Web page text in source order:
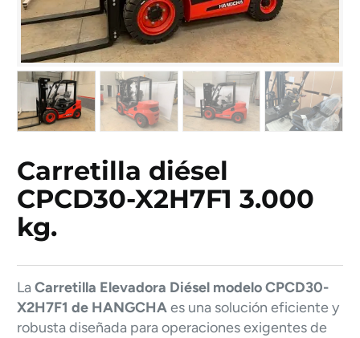
Carretilla diésel
CPCD30-X2H7F1 3.000
kg.
LaCarretilla Elevadora Diésel modelo CPCD30-
X2H7F1 de HANGCHAes una solución eficiente y
robusta diseñada para operaciones exigentes de